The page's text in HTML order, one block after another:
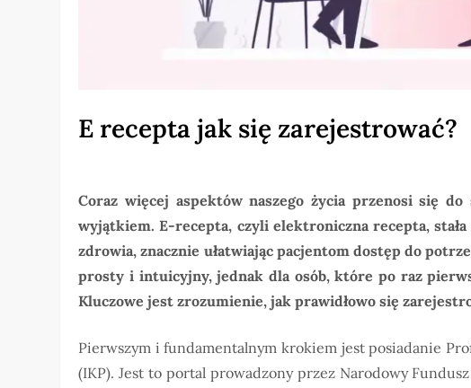
E recepta jak się zarejestrować?
Coraz więcej aspektów naszego życia przenosi się
wyjątkiem. E-recepta, czyli elektroniczna recepta,
zdrowia, znacznie ułatwiając pacjentom dostęp do
prosty i intuicyjny, jednak dla osób, które po raz
Kluczowe jest zrozumienie, jak prawidłowo się
Pierwszym i fundamentalnym krokiem jest posiadanie
(IKP). Jest to portal prowadzony przez Narodowy